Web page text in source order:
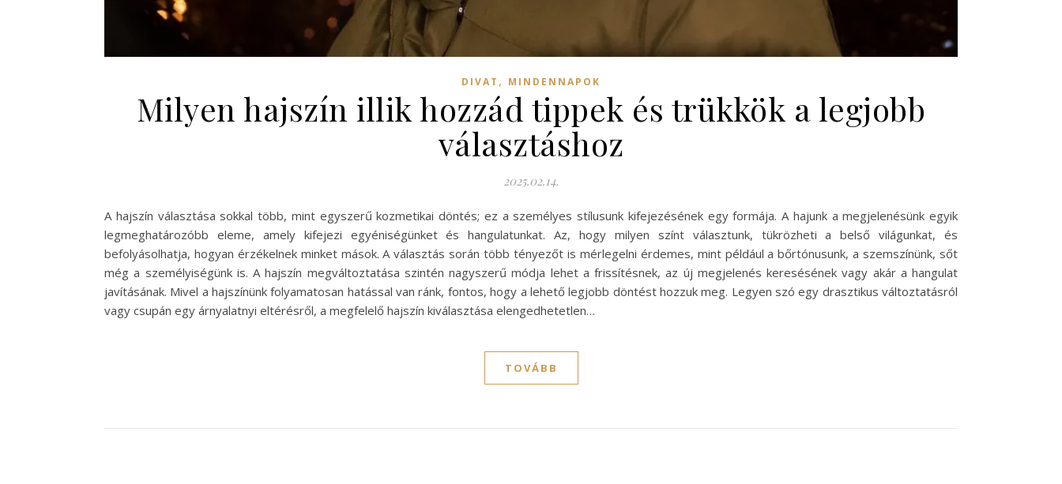
DIVAT , MINDENNAPOK
Milyen hajszín illik hozzád tippek és trükkök a legjobb
választáshoz
2025.02.14.
A hajszín választása sokkal több, mint egyszerű kozmetikai döntés; ez a személyes stílusunk kifejezésének egy formája. A hajunk a megjelenésünk egyik
legmeghatározóbb eleme, amely kifejezi egyéniségünket és hangulatunkat. Az, hogy milyen színt választunk, tükrözheti a belső világunkat, és
befolyásolhatja, hogyan érzékelnek minket mások. A választás során több tényezőt is mérlegelni érdemes, mint például a bőrtónusunk, a szemszínünk, sőt
még a személyiségünk is. A hajszín megváltoztatása szintén nagyszerű módja lehet a frissítésnek, az új megjelenés keresésének vagy akár a hangulat
javításának. Mivel a hajszínünk folyamatosan hatással van ránk, fontos, hogy a lehető legjobb döntést hozzuk meg. Legyen szó egy drasztikus változtatásról
vagy csupán egy árnyalatnyi eltérésről, a megfelelő hajszín kiválasztása elengedhetetlen…
TOVÁBB